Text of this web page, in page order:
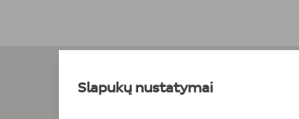
Slapukų nustatymai